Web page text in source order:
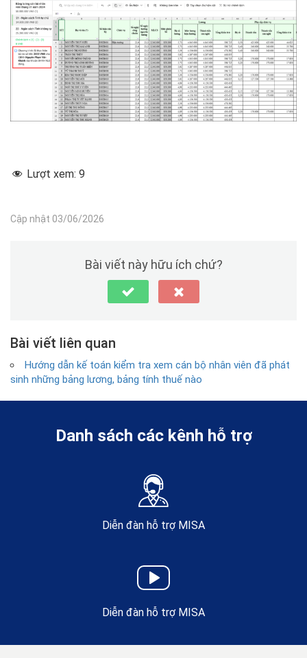
Lượt xem: 9
Cập nhật 03/06/2026
Bài viết này hữu ích chứ?
Bài viết liên quan
Hướng dẫn kế toán kiểm tra xem cán bộ nhân viên đã phát
sinh những bảng lương, bảng tính thuế nào
Danh sách các kênh hỗ trợ
Diễn đàn hỗ trợ MISA
Diễn đàn hỗ trợ MISA